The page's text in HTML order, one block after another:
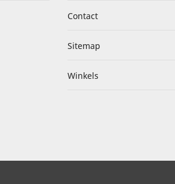
Contact
Sitemap
Winkels